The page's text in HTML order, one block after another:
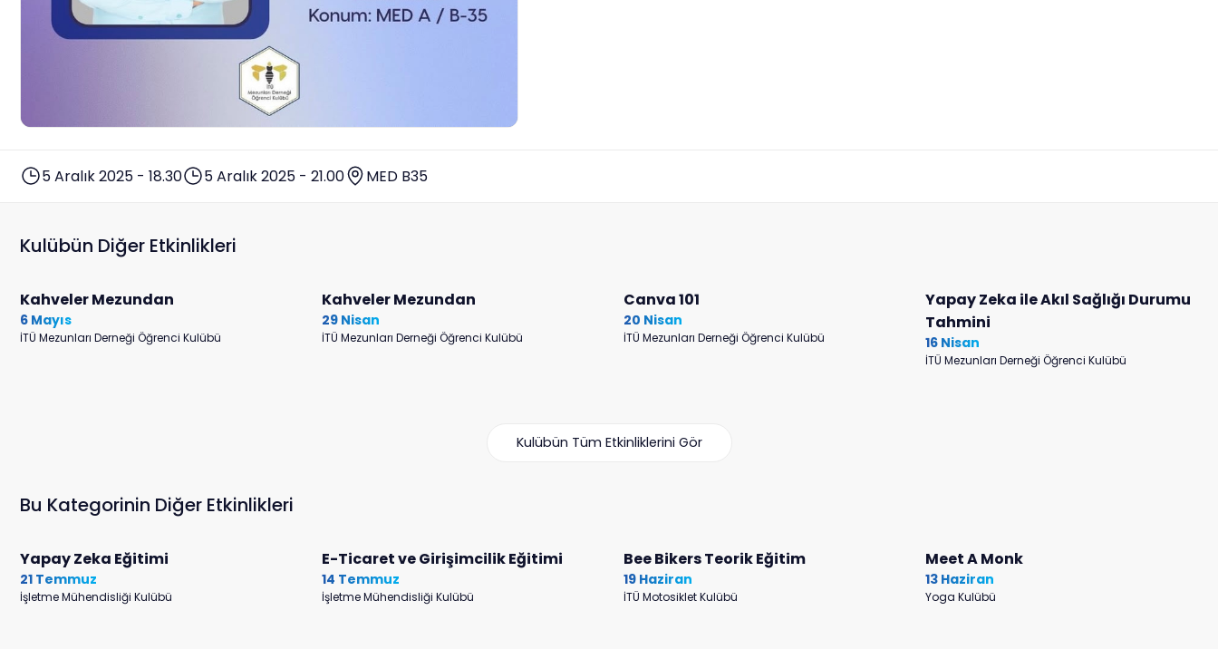
5 Aralık 2025 - 18.30 5 Aralık 2025 - 21.00 MED B35
Kulübün Diğer Etkinlikleri
Kahveler Mezundan
6 Mayıs
İTÜ Mezunları Derneği Öğrenci Kulübü
Kahveler Mezundan
29 Nisan
İTÜ Mezunları Derneği Öğrenci Kulübü
Canva 101
20 Nisan
İTÜ Mezunları Derneği Öğrenci Kulübü
Yapay Zeka ile Akıl Sağlığı Durumu
Tahmini
16 Nisan
İTÜ Mezunları Derneği Öğrenci Kulübü
Kulübün Tüm Etkinliklerini Gör
Bu Kategorinin Diğer Etkinlikleri
Yapay Zeka Eğitimi
21 Temmuz
İşletme Mühendisliği Kulübü
E-Ticaret ve Girişimcilik Eğitimi
14 Temmuz
İşletme Mühendisliği Kulübü
Bee Bikers Teorik Eğitim
19 Haziran
İTÜ Motosiklet Kulübü
Meet A Monk
13 Haziran
Yoga Kulübü